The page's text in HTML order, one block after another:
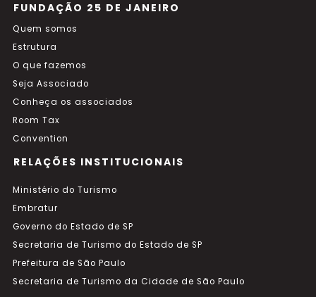
FUNDAÇÃO 25 DE JANEIRO
Quem somos
Estrutura
O que fazemos
Seja Associado
Conheça os associados
Room Tax
Convention
RELAÇÕES INSTITUCIONAIS
Ministério do Turismo
Embratur
Governo do Estado de SP
Secretaria de Turismo do Estado de SP
Prefeitura de São Paulo
Secretaria de Turismo da Cidade de São Paulo